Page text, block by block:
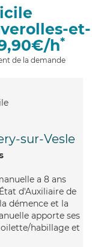
i
et-
h*
de la demande
sur-Vesle
a 8 ans
d'Auxiliaire de
démence et la
apporte ses
habillage et